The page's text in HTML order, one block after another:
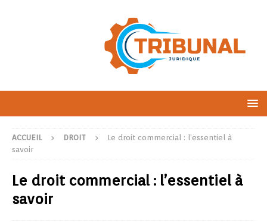
ACCUEIL DROIT
Le droit commercial : l’essentiel à
savoir
Le droit commercial : l’essentiel à
savoir